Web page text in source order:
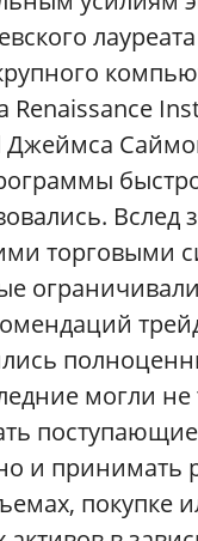
Renaissance
Джеймса
Вслед
торговыми
могли не
и принимать
покупке